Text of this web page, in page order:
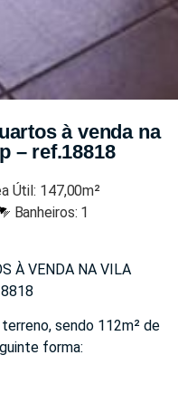
à venda na
– ref.18818
Útil: 147,00m²
Banheiros: 1
À VENDA NA VILA
sendo 112m² de
forma: